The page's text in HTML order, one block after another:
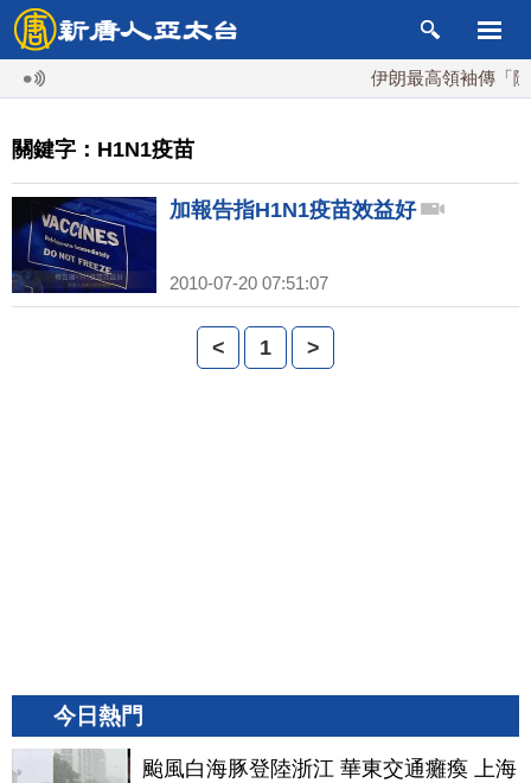
伊朗最高領袖傳「隨
關鍵字：H1N1疫苗
加報告指H1N1疫苗效益好
2010-07-20 07:51:07
< 1 >
今日熱門
颱風白海豚登陸浙江 華東交通癱瘓 上海